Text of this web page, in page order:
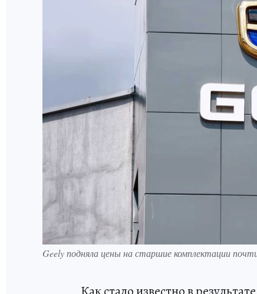
Geely подняла цены на старшие комплектации